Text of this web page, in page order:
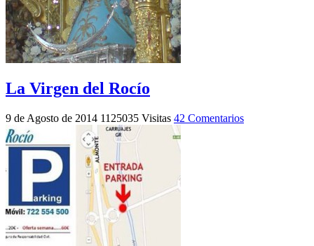
La Virgen del Rocío
9 de Agosto de 2014 1125035 Visitas 42 Comentarios